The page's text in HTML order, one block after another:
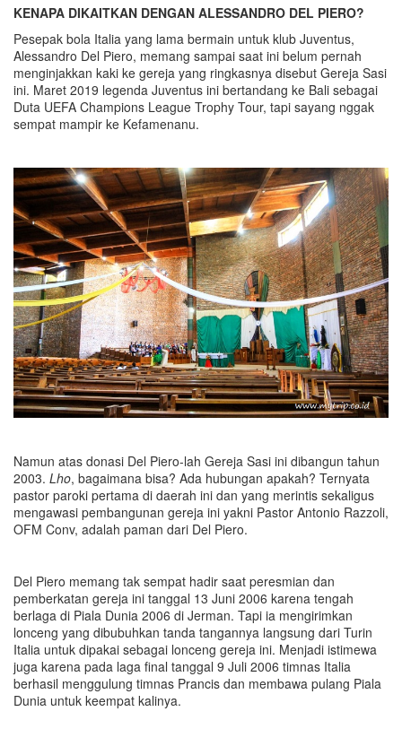
KENAPA DIKAITKAN DENGAN ALESSANDRO DEL PIERO?
Pesepak bola Italia yang lama bermain untuk klub Juventus,
Alessandro Del Piero, memang sampai saat ini belum pernah
menginjakkan kaki ke gereja yang ringkasnya disebut Gereja Sasi
ini. Maret 2019 legenda Juventus ini bertandang ke Bali sebagai
Duta UEFA Champions League Trophy Tour, tapi sayang nggak
sempat mampir ke Kefamenanu.
Namun atas donasi Del Piero-lah Gereja Sasi ini dibangun tahun
2003. Lho, bagaimana bisa? Ada hubungan apakah? Ternyata
pastor paroki pertama di daerah ini dan yang merintis sekaligus
mengawasi pembangunan gereja ini yakni Pastor Antonio Razzoli,
OFM Conv, adalah paman dari Del Piero.
Del Piero memang tak sempat hadir saat peresmian dan
pemberkatan gereja ini tanggal 13 Juni 2006 karena tengah
berlaga di Piala Dunia 2006 di Jerman. Tapi ia mengirimkan
lonceng yang dibubuhkan tanda tangannya langsung dari Turin
Italia untuk dipakai sebagai lonceng gereja ini. Menjadi istimewa
juga karena pada laga final tanggal 9 Juli 2006 timnas Italia
berhasil menggulung timnas Prancis dan membawa pulang Piala
Dunia untuk keempat kalinya.